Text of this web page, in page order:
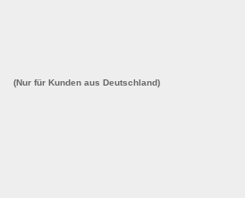
(Nur für Kunden aus Deutschland)